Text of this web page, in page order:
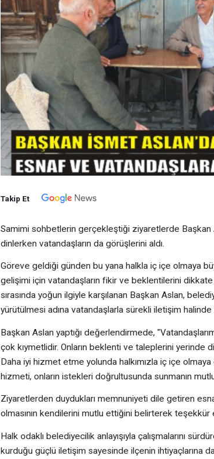
Takip Et
Samimi sohbetlerin gerçekleştiği ziyaretlerde Başkan
dinlerken vatandaşların da görüşlerini aldı.
Göreve geldiği günden bu yana halkla iç içe olmaya
gelişimi için vatandaşların fikir ve beklentilerini dikkate
sırasında yoğun ilgiyle karşılanan Başkan Aslan,
yürütülmesi adına vatandaşlarla sürekli iletişim halinde
Başkan Aslan yaptığı değerlendirmede,
çok kıymetlidir. Onların beklenti ve taleplerini
Daha iyi hizmet etme yolunda halkımızla iç içe
hizmeti, onların istekleri doğrultusunda sunmanın
Ziyaretlerden duydukları memnuniyeti dile getiren
olmasının kendilerini mutlu ettiğini belirterek teşekkür
Halk odaklı belediyecilik anlayışıyla çalışmalarını
kurduğu güçlü iletişim sayesinde ilçenin ihtiyaçlarına